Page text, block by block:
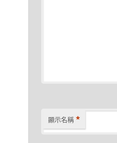
顯示名稱 *